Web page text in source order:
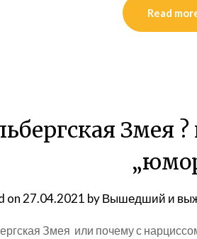
Read
Змея
on 27.04.2021 byВышедший и
Змея или почему с